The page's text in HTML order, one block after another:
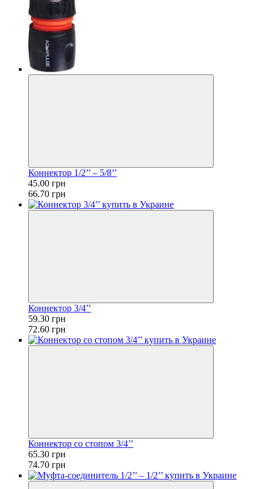
Коннектор 1/2’’ – 5/8’’
45.00 грн
66.70 грн
Коннектор 3/4’’
59.30 грн
72.60 грн
Коннектор со стопом 3/4’’
65.30 грн
74.70 грн